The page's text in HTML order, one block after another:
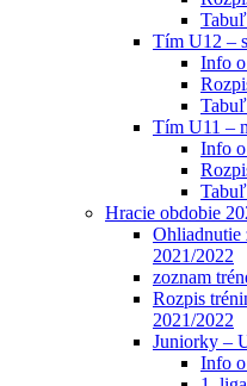
Tím U12 –
Info
Tím U11 –
Info
Hracie obdobie
Ohliadnutie
2021/2022
zoznam
Rozpis
2021/2022
Juniorky –
Info